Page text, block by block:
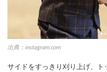
出典：instagram.com
サイドをすっきり刈り上げ、